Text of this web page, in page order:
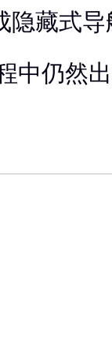
隐藏式
中仍然